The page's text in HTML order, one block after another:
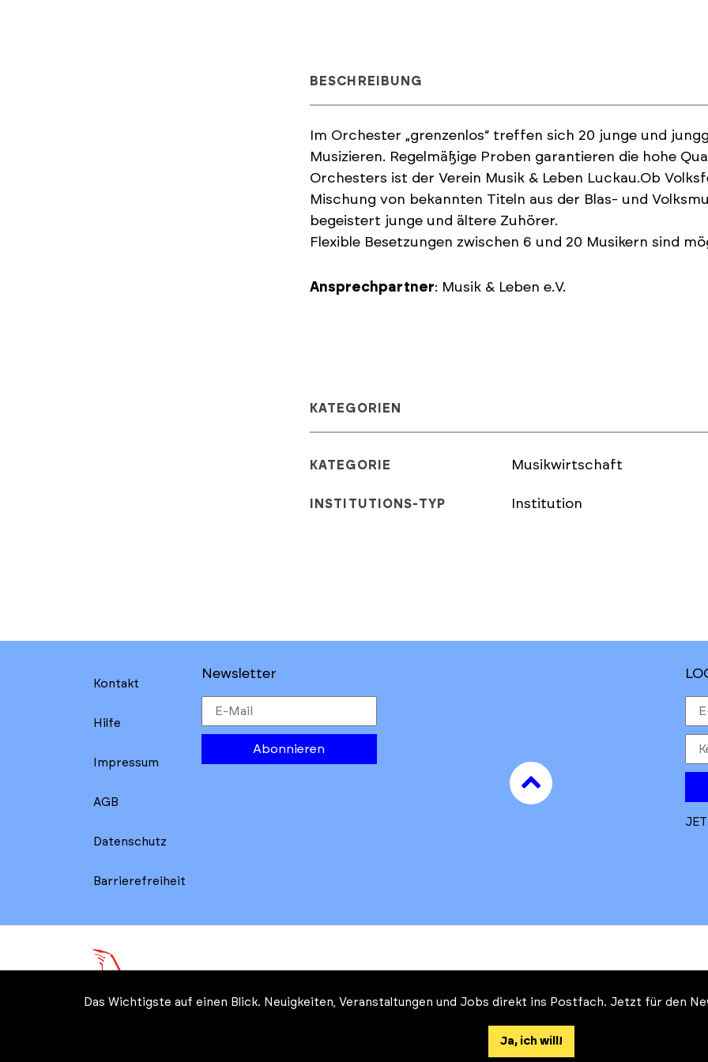
BESCHREIBUNG
Im Orchester „grenzenlos“ treffen sich 20 junge und
Musizieren. Regelmäßige Proben garantieren die hohe
Orchesters ist der Verein Musik & Leben Luckau.Ob
Mischung von bekannten Titeln aus der Blas- und
begeistert junge und ältere Zuhörer.
Flexible Besetzungen zwischen 6 und 20 Musikern sind
Ansprechpartner: Musik & Leben e.V.
KATEGORIEN
KATEGORIE Musikwirtschaft
INSTITUTIONS-TYP Institution
Kontakt
Hilfe
Impressum
AGB
Datenschutz
Barrierefreiheit
Newsletter
Abonnieren
to
top
Das Wichtigste auf einen Blick. Neuigkeiten, Veranstaltungen und Jobs direkt ins Postfach. Jetzt für den
Ja, ich will!